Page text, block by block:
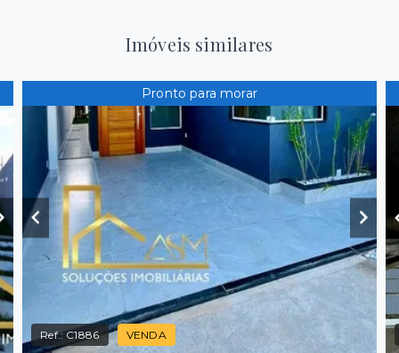
Imóveis similares
Pronto para morar
Ref.:C1886 VENDA